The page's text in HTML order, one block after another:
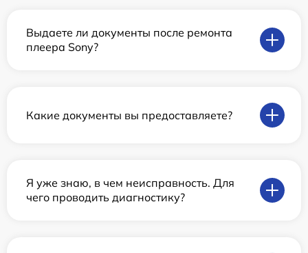
Выдаете ли документы после ремонта
плеера Sony?
Какие документы вы предоставляете?
Я уже знаю, в чем неисправность. Для
чего проводить диагностику?